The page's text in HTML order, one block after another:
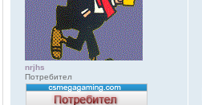
nrjhs
Потребител